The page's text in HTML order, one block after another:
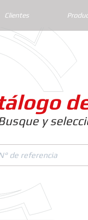
Clientes
y